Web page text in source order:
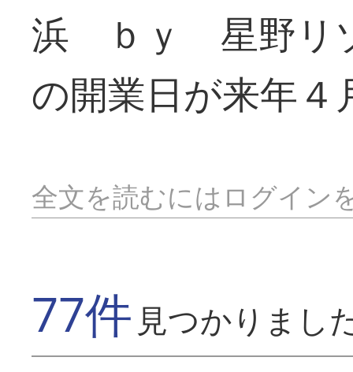
浜 ｂｙ 星野リ
の開業日が来年
全文を読むにはログイン
77件 見つかりまし